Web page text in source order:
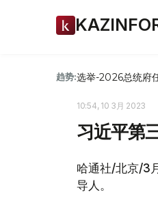
趋势:选举-2026总统府
10:54, 10 3月 2023
习近平第
哈通社/北京/3
导人。